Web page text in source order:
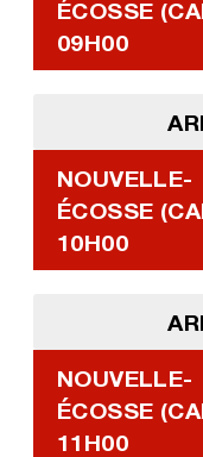
ÉCOSSE
09H00
NOUVELLE-
ÉCOSSE
10H00
NOUVELLE-
ÉCOSSE
11H00